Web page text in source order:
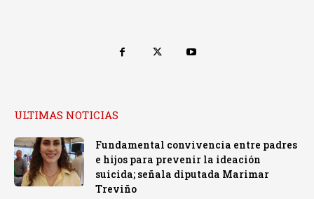
ULTIMAS NOTICIAS
Fundamental convivencia entre padres
e hijos para prevenir la ideación
suicida; señala diputada Marimar
Treviño